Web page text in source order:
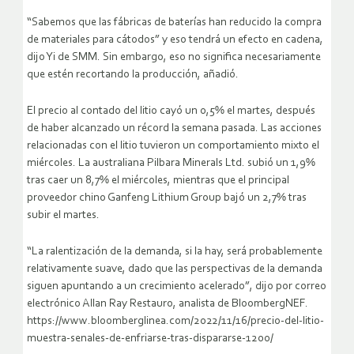
“Sabemos que las fábricas de baterías han reducido la compra
de materiales para cátodos” y eso tendrá un efecto en cadena,
dijo Yi de SMM. Sin embargo, eso no significa necesariamente
que estén recortando la producción, añadió.
El precio al contado del litio cayó un 0,5% el martes, después
de haber alcanzado un récord la semana pasada. Las acciones
relacionadas con el litio tuvieron un comportamiento mixto el
miércoles. La australiana Pilbara Minerals Ltd. subió un 1,9%
tras caer un 8,7% el miércoles, mientras que el principal
proveedor chino Ganfeng Lithium Group bajó un 2,7% tras
subir el martes.
“La ralentización de la demanda, si la hay, será probablemente
relativamente suave, dado que las perspectivas de la demanda
siguen apuntando a un crecimiento acelerado”, dijo por correo
electrónico Allan Ray Restauro, analista de BloombergNEF.
https://www.bloomberglinea.com/2022/11/16/precio-del-litio-
muestra-senales-de-enfriarse-tras-dispararse-1200/